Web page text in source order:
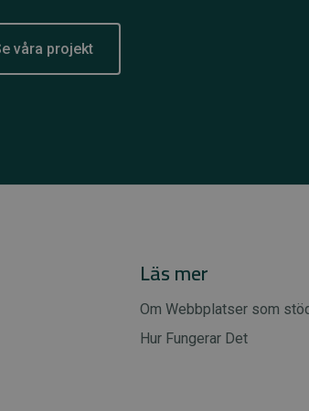
våra projekt
Läs mer
Om Webbplatser som
Hur Fungerar Det